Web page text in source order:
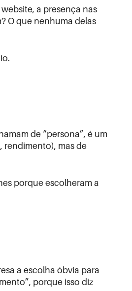
a presença nas
O que nenhuma delas
de “persona”, é um
rendimento), mas de
porque escolheram a
a escolha óbvia para
porque isso diz